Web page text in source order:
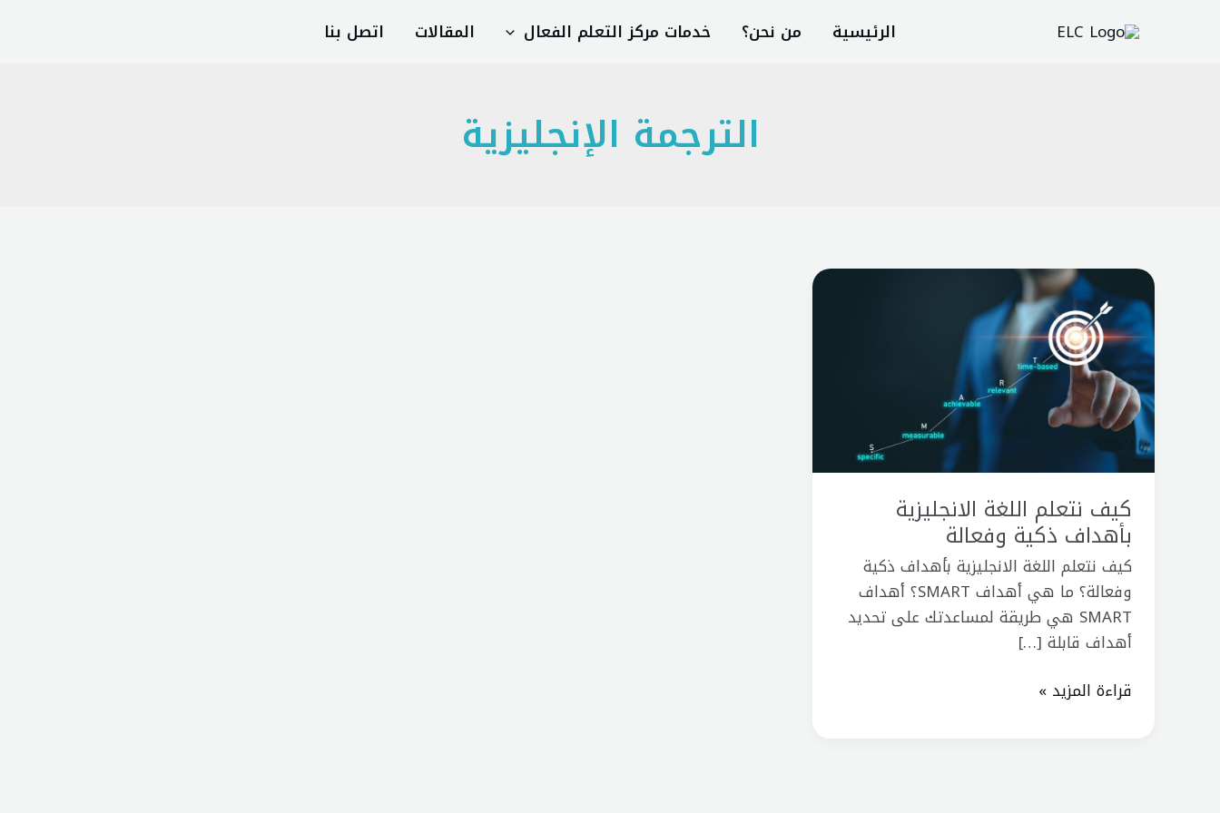
الرئيسية من نحن؟ خدمات مركز التعلم الفعال المقالات اتصل بنا
الترجمة الإنجليزية
كيف نتعلم اللغة الانجليزية
بأهداف ذكية وفعالة
كيف نتعلم اللغة الانجليزية بأهداف ذكية
وفعالة؟ ما هي أهداف SMART؟ أهداف
SMART هي طريقة لمساعدتك على تحديد
أهداف قابلة […]
نتعلم
اللغة
الانجليزية
بأهداف
ذكية
وفعالة
قراءة المزيد »